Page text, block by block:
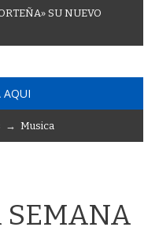
RTEÑA» SU NUEVO
AQUI
→ Musica
SEMANA